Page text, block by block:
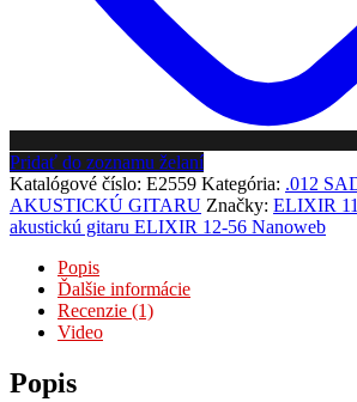
Pridať do zoznamu želaní
Katalógové číslo: E2559 Kategória: .012
AKUSTICKÚ GITARU Značky: ELIXIR
akustickú gitaru ELIXIR 12-56 Nanoweb
Popis
Ďalšie informácie
Recenzie (1)
Video
Popis